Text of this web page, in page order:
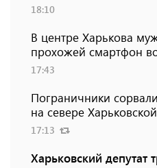
18:10
В центре Харькова
прохожей смартфон
17:43
Пограничники
на севере
17:13
Харьковский депутат